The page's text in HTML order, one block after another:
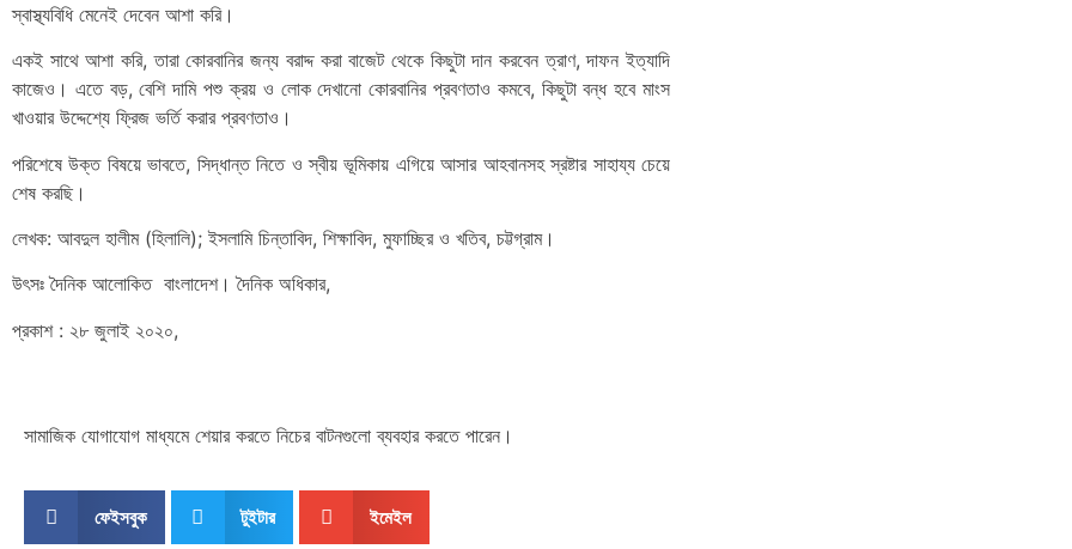
স্বাস্থ্যবিধি মেনেই দেবেন আশা করি।
একই সাথে আশা করি, তারা কোরবানির জন্য বরাদ্দ করা বাজেট থেকে কিছুটা দান করবেন ত্রাণ, দাফন ইত্যাদি
কাজেও। এতে বড়, বেশি দামি পশু ক্রয় ও লোক দেখানো কোরবানির প্রবণতাও কমবে, কিছুটা বন্ধ হবে মাংস
খাওয়ার উদ্দেশ্যে ফ্রিজ ভর্তি করার প্রবণতাও।
পরিশেষে উক্ত বিষয়ে ভাবতে, সিদ্ধান্ত নিতে ও স্বীয় ভূমিকায় এগিয়ে আসার আহবানসহ স্রষ্টার সাহায্য চেয়ে
শেষ করছি।
লেখক: আবদুল হালীম (হিলালি); ইসলামি চিন্তাবিদ, শিক্ষাবিদ, মুফাচ্ছির ও খতিব, চট্টগ্রাম।
উৎসঃ দৈনিক আলোকিত বাংলাদেশ। দৈনিক অধিকার,
প্রকাশ : ২৮ জুলাই ২০২০,
সামাজিক যোগাযোগ মাধ্যমে শেয়ার করতে নিচের বাটনগুলো ব্যবহার করতে পারেন।
ফেইসবুক টুইটার ইমেইল